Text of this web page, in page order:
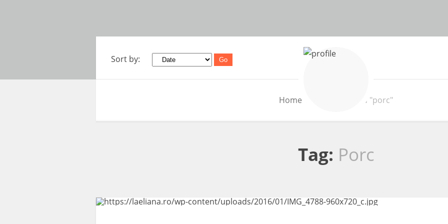
Sort by: Go
Home Posts Tagged "porc"
Tag: Porc